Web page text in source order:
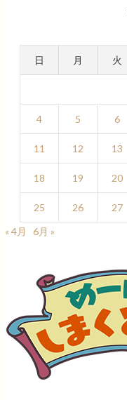
日 月 火
4 5 6
11 12 13
18 19 20
25 26 27
« 4月
6月 »